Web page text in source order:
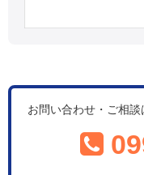
お問い合わせ・ご相談